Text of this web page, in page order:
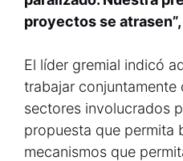
proyectos se atrasen”,
El líder gremial indicó
trabajar conjuntamente
sectores involucrados
propuesta que permita
mecanismos que